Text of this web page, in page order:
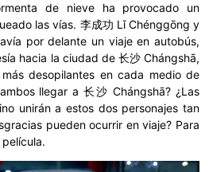
de nieve ha provocado un
las vías. 李成功 Lǐ Chénggōng y
por delante un viaje en autobús,
hacia la ciudad de 长沙 Chángshā,
desopilantes en cada medio de
llegar a 长沙 Chángshā? ¿Las
unirán a estos dos personajes tan
pueden ocurrir en viaje? Para